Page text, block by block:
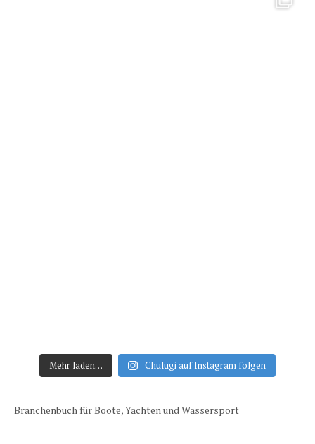
Mehr laden… Chulugi auf Instagram folgen
Branchenbuch für Boote, Yachten und Wassersport